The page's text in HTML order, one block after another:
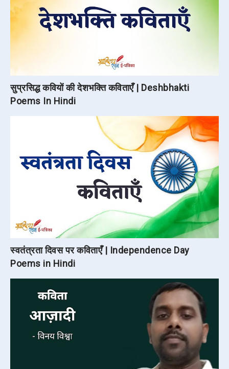
सुप्रसिद्ध कवियों की देशभक्ति कविताएँ | Deshbhakti
Poems In Hindi
स्वतंत्रता दिवस पर कविताएँ | Independence Day
Poems in Hindi